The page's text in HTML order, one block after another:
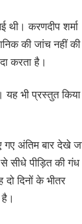
थी। करणदीप शर्मा
की जांच नहीं की
करता है।
यह भी प्रस्तुत किया
गए अंतिम बार देखे
सीधे पीड़ित की गंध
दिनों के भीतर